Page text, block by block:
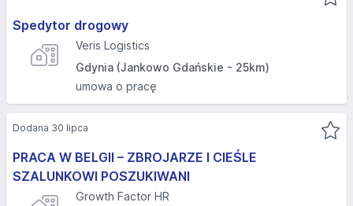
Spedytor drogowy
Veris Logistics
Gdynia (Jankowo Gdańskie - 25km)
umowa o pracę
PRACA W BELGII – ZBROJARZE I CIEŚLE
SZALUNKOWI POSZUKIWANI
Growth Factor HR
Dodana 30 lipca